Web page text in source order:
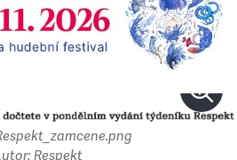
Respekt